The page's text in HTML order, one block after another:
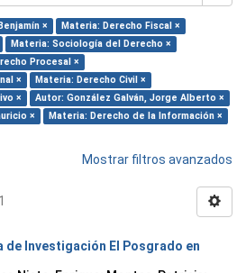
×
Materia: Derecho Fiscal ×
Materia: Sociología del Derecho ×
Procesal ×
×
Materia: Derecho Civil ×
×
Autor: González Galván, Jorge Alberto ×
×
Materia: Derecho de la Información ×
Mostrar filtros avanzados
de Investigación El Posgrado en